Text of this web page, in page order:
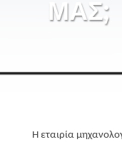
ΜΑΣ;
Η εταιρία